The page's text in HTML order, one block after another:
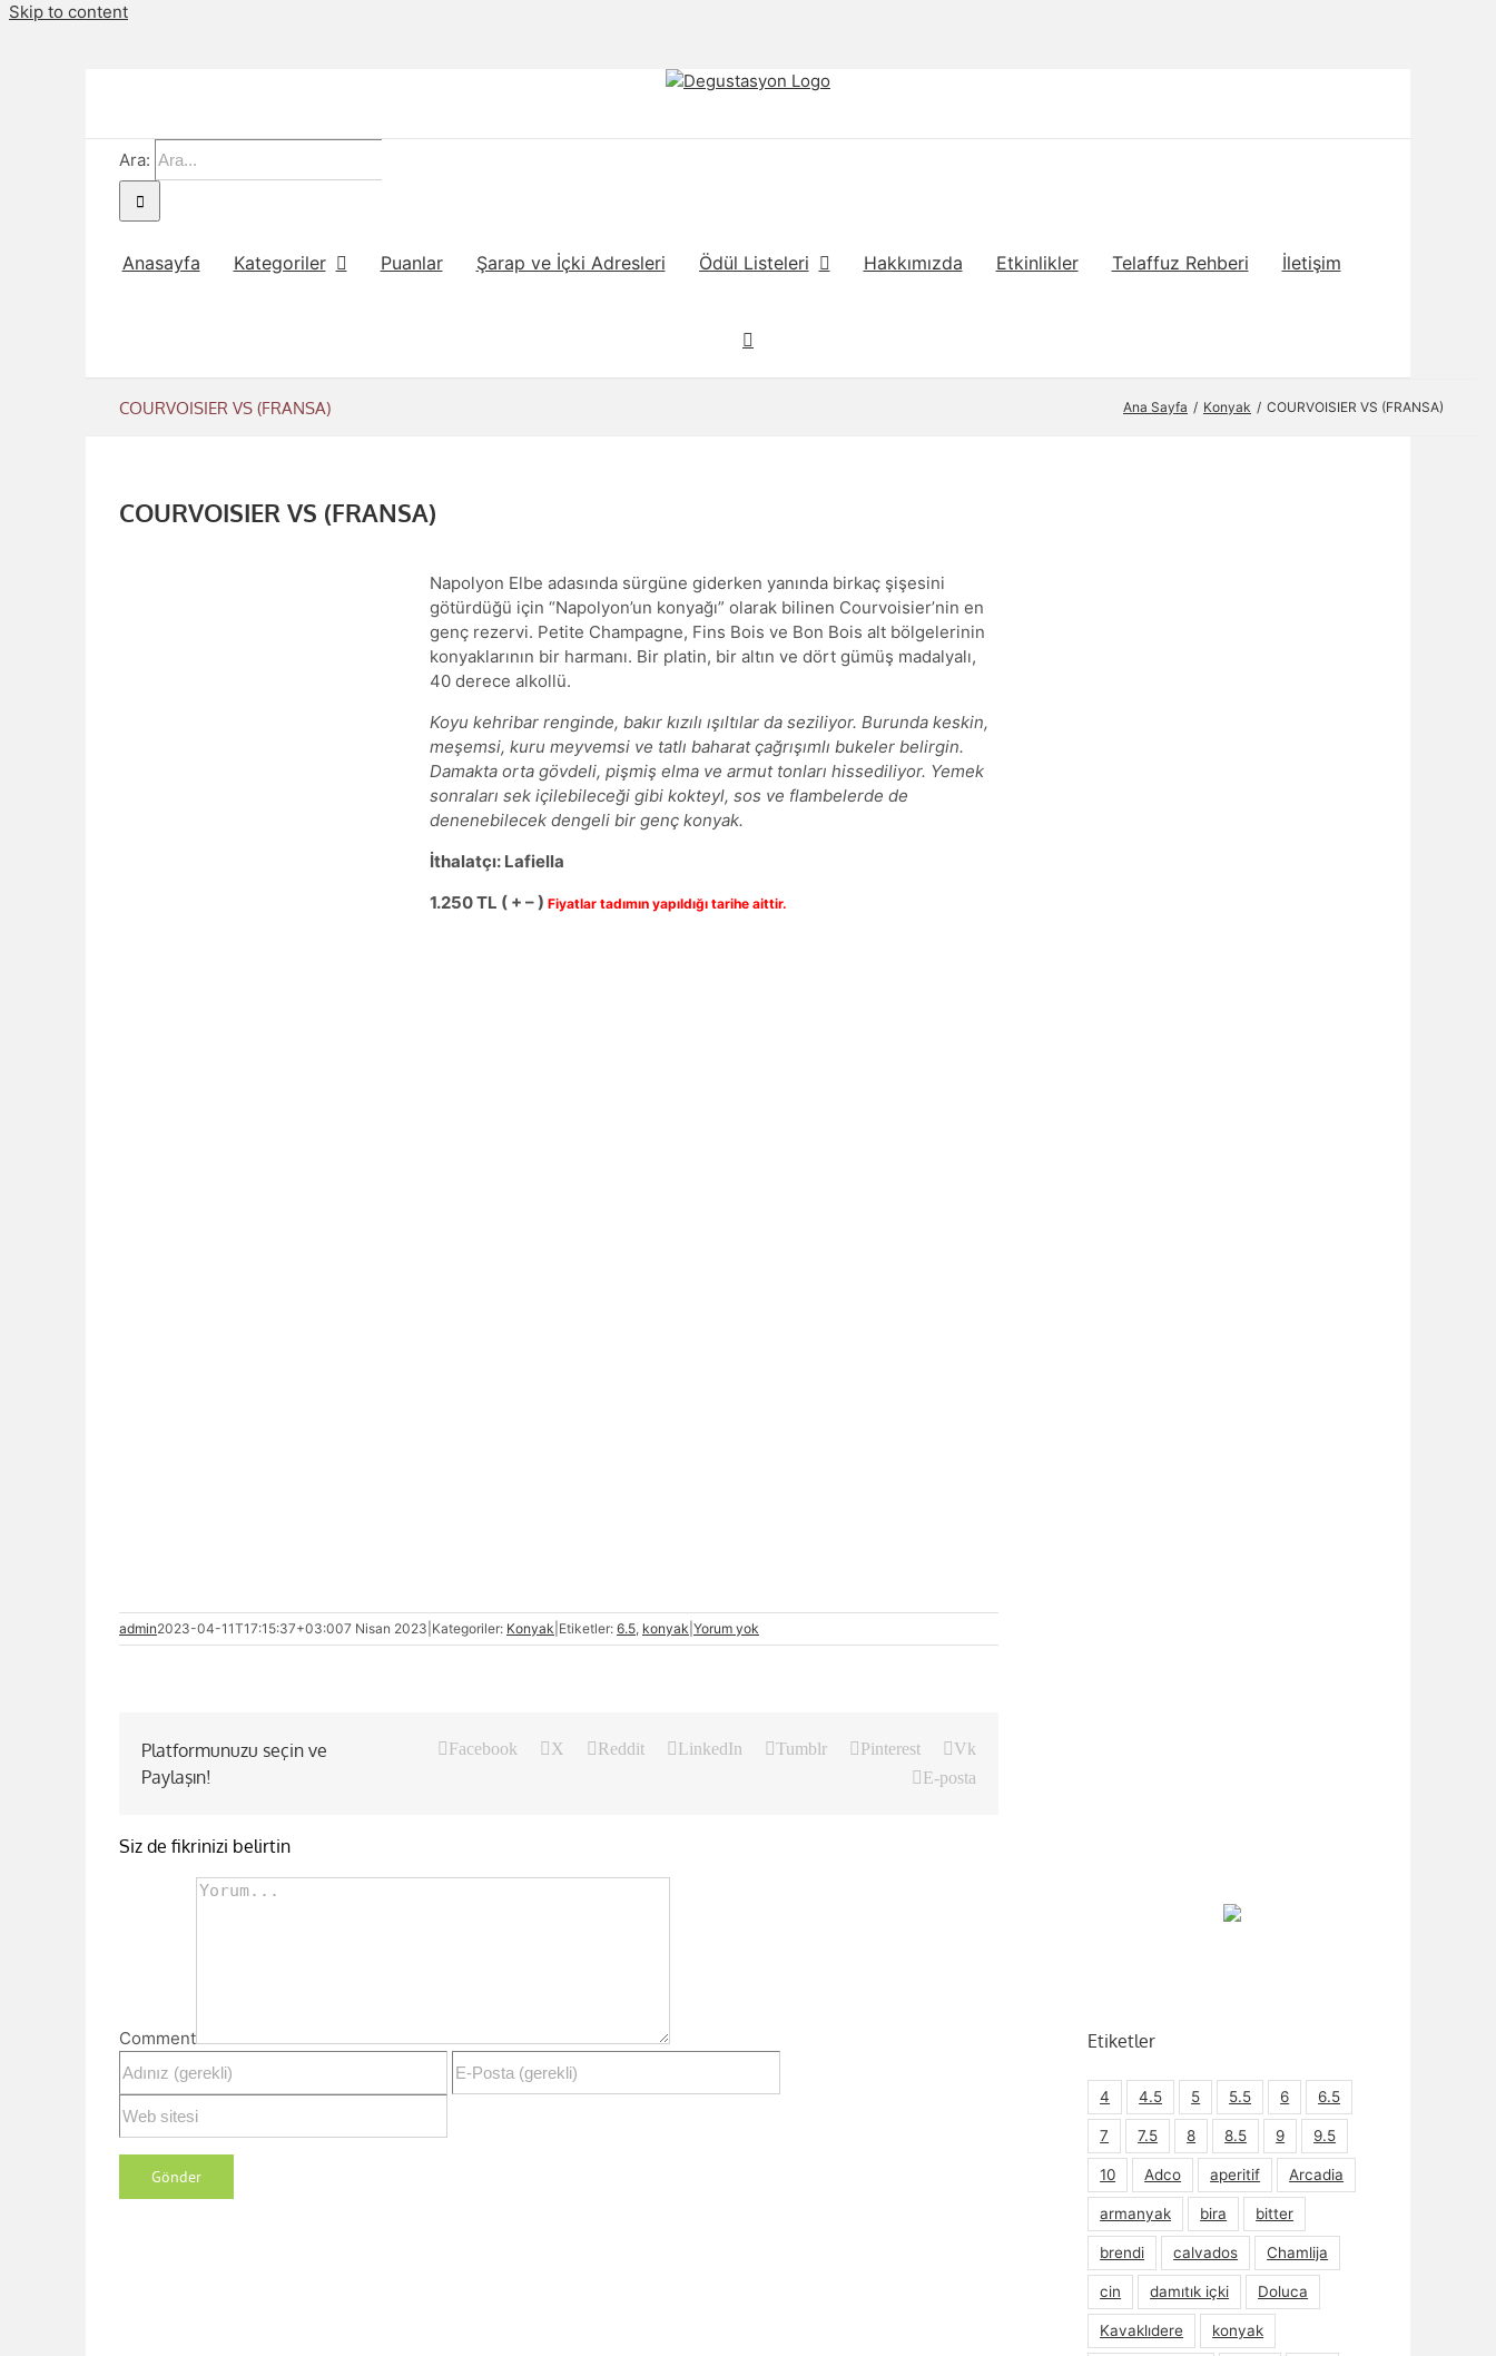
Skip to content
Ara:
Anasayfa Kategoriler Puanlar Şarap ve İçki Adresleri Ödül Listeleri Hakkımızda Etkinlikler Telaffuz Rehberi İletişim
COURVOISIER VS (FRANSA) Ana Sayfa Konyak COURVOISIER VS (FRANSA)
COURVOISIER VS (FRANSA)
Napolyon Elbe adasında sürgüne giderken yanında birkaç şişesini
götürdüğü için “Napolyon’un konyağı” olarak bilinen Courvoisier’nin en
genç rezervi. Petite Champagne, Fins Bois ve Bon Bois alt bölgelerinin
konyaklarının bir harmanı. Bir platin, bir altın ve dört gümüş madalyalı,
40 derece alkollü.
Koyu kehribar renginde, bakır kızılı ışıltılar da seziliyor. Burunda keskin,
meşemsi, kuru meyvemsi ve tatlı baharat çağrışımlı bukeler belirgin.
Damakta orta gövdeli, pişmiş elma ve armut tonları hissediliyor. Yemek
sonraları sek içilebileceği gibi kokteyl, sos ve flambelerde de
denenebilecek dengeli bir genç konyak.
İthalatçı: Lafiella
1.250 TL ( + – )Fiyatlar tadımın yapıldığı tarihe aittir.
admin2023-04-11T17:15:37+03:007 Nisan 2023 Kategoriler: Konyak Etiketler: 6.5, konyak Yorum yok
Platformunuzu seçin ve
Paylaşın!
Facebook X Reddit LinkedIn Tumblr Pinterest
Vk
E-posta
Siz de fikrinizi belirtin
Comment Etiketler
4 4.5 5 5.5 6 6.5
7 7.5 8 8.5 9 9.5
10 Adco aperitif Arcadia
armanyak bira bitter
brendi calvados Chamlija
cin damıtık içki Doluca
Kavaklıdere konyak